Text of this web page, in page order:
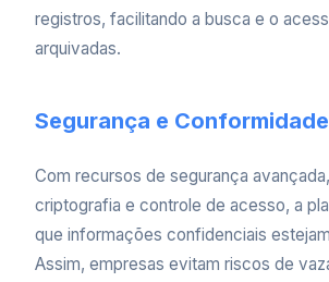
registros, facilitando a busca e o
arquivadas.
Segurança e Conformidade
Com recursos de segurança
criptografia e controle de acesso, a
que informações confidenciais
Assim, empresas evitam riscos de